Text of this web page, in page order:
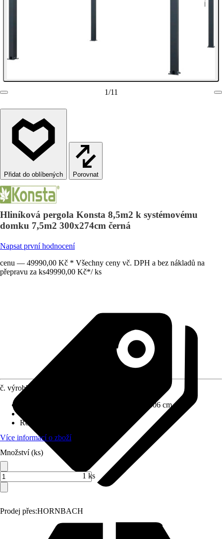
1/11
Porovnat
Hliníková pergola Konsta 8,5m2 k systémovému
domku 7,5m2 300x274cm černá
Napsat první hodnocení
cenu — 49990,00 Kč * Všechny ceny vč. DPH a bez nákladů na
přepravu za ks49990,00 Kč*/ ks
Prodej přes:HORNBACH
č. výrobku
280x306 cm
Rozměry sloupů/sloupků
Více informací o zboží
Množství (ks)
1 ks